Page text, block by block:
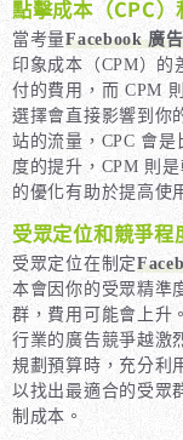
點擊成本（CPC）
當考量Facebook 廣
印象成本（CPM）的
付的費用，而 CPM
選擇會直接影響到你
站的流量，CPC 會
度的提升，CPM 則
的優化有助於提高使
受眾定位和競爭程
受眾定位在制定
本會因你的受眾精準
群，費用可能會上升
行業的廣告競爭越激
規劃預算時，充分利
以找出最適合的受眾
制成本。